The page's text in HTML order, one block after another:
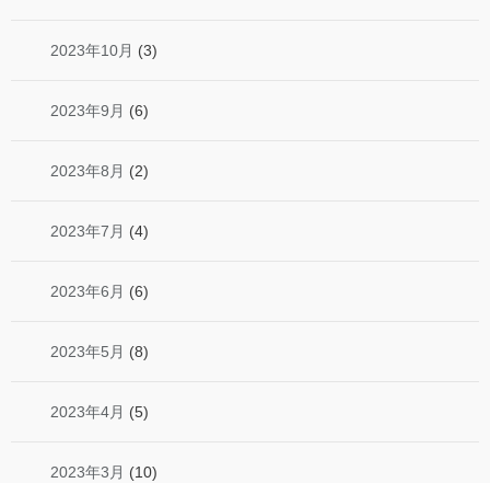
2023年10月 (3)
2023年9月 (6)
2023年8月 (2)
2023年7月 (4)
2023年6月 (6)
2023年5月 (8)
2023年4月 (5)
2023年3月 (10)